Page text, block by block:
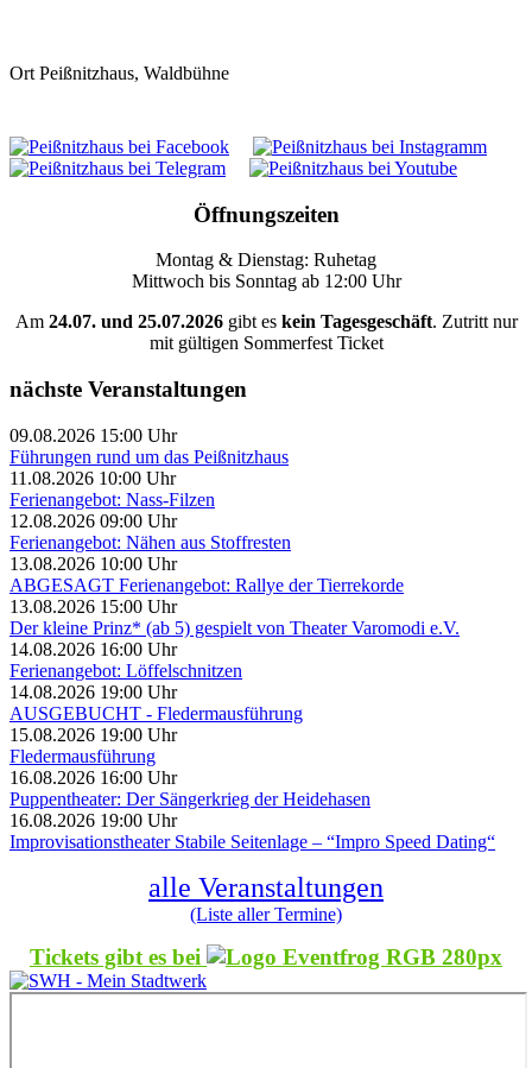
Ort Peißnitzhaus, Waldbühne
Öffnungszeiten
Montag & Dienstag: Ruhetag
Mittwoch bis Sonntag ab 12:00 Uhr
Am 24.07. und 25.07.2026gibt eskein Tagesgeschäft. Zutritt nur
mit gültigen Sommerfest Ticket
nächste Veranstaltungen
09.08.2026 15:00 Uhr
Führungen rund um das Peißnitzhaus
11.08.2026 10:00 Uhr
Ferienangebot: Nass-Filzen
12.08.2026 09:00 Uhr
Ferienangebot: Nähen aus Stoffresten
13.08.2026 10:00 Uhr
ABGESAGT Ferienangebot: Rallye der Tierrekorde
13.08.2026 15:00 Uhr
Der kleine Prinz* (ab 5) gespielt von Theater Varomodi e.V.
14.08.2026 16:00 Uhr
Ferienangebot: Löffelschnitzen
14.08.2026 19:00 Uhr
AUSGEBUCHT - Fledermausführung
15.08.2026 19:00 Uhr
Fledermausführung
16.08.2026 16:00 Uhr
Puppentheater: Der Sängerkrieg der Heidehasen
16.08.2026 19:00 Uhr
Improvisationstheater Stabile Seitenlage – “Impro Speed Dating“
alle Veranstaltungen
(Liste aller Termine)
Tickets gibt es bei